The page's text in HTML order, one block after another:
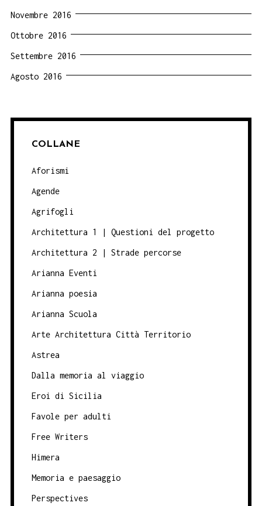
Novembre 2016
Ottobre 2016
Settembre 2016
Agosto 2016
COLLANE
Aforismi
Agende
Agrifogli
Architettura 1 | Questioni del progetto
Architettura 2 | Strade percorse
Arianna Eventi
Arianna poesia
Arianna Scuola
Arte Architettura Città Territorio
Astrea
Dalla memoria al viaggio
Eroi di Sicilia
Favole per adulti
Free Writers
Himera
Memoria e paesaggio
Perspectives